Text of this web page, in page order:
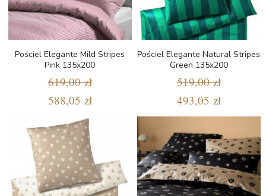
Pościel Elegante Mild Stripes
Pink 135x200
619,00 zł
588,05 zł
Pościel Elegante Natural Stripes
Green 135x200
519,00 zł
493,05 zł